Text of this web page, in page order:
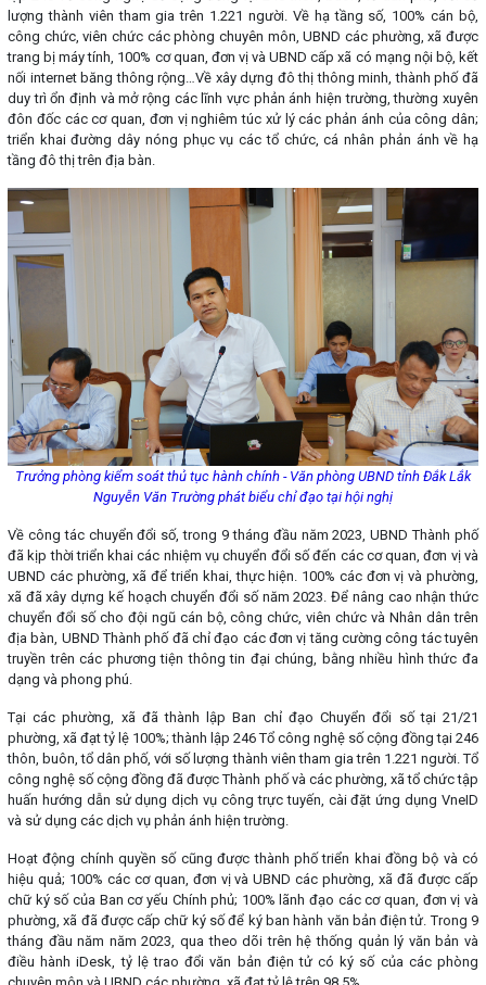
lượng thành viên tham gia trên 1.221 người. Về hạ tầng số, 100% cán bộ,
công chức, viên chức các phòng chuyên môn, UBND các phường, xã được
trang bị máy tính, 100% cơ quan, đơn vị và UBND cấp xã có mạng nội bộ, kết
nối internet băng thông rộng…Về xây dựng đô thị thông minh, thành phố đã
duy trì ổn định và mở rộng các lĩnh vực phản ánh hiện trường, thường xuyên
đôn đốc các cơ quan, đơn vị nghiêm túc xử lý các phản ánh của công dân;
triển khai đường dây nóng phục vụ các tổ chức, cá nhân phản ánh về hạ
tầng đô thị trên địa bàn.
Trưởng phòng kiểm soát thủ tục hành chính - Văn phòng UBND tỉnh Đắk Lắk
Nguyễn Văn Trường phát biểu chỉ đạo tại hội nghị
Về công tác chuyển đổi số, trong 9 tháng đầu năm 2023, UBND Thành phố
đã kịp thời triển khai các nhiệm vụ chuyển đổi số đến các cơ quan, đơn vị và
UBND các phường, xã để triển khai, thực hiện. 100% các đơn vị và phường,
xã đã xây dựng kế hoạch chuyển đổi số năm 2023. Để nâng cao nhận thức
chuyển đổi số cho đội ngũ cán bộ, công chức, viên chức và Nhân dân trên
địa bàn, UBND Thành phố đã chỉ đạo các đơn vị tăng cường công tác tuyên
truyền trên các phương tiện thông tin đại chúng, bằng nhiều hình thức đa
dạng và phong phú.
Tại các phường, xã đã thành lập Ban chỉ đạo Chuyển đổi số tại 21/21
phường, xã đạt tỷ lệ 100%; thành lập 246 Tổ công nghệ số cộng đồng tại 246
thôn, buôn, tổ dân phố, với số lượng thành viên tham gia trên 1.221 người. Tổ
công nghệ số cộng đồng đã được Thành phố và các phường, xã tổ chức tập
huấn hướng dẫn sử dụng dịch vụ công trực tuyến, cài đặt ứng dụng VneID
và sử dụng các dịch vụ phản ánh hiện trường.
Hoạt động chính quyền số cũng được thành phố triển khai đồng bộ và có
hiệu quả; 100% các cơ quan, đơn vị và UBND các phường, xã đã được cấp
chữ ký số của Ban cơ yếu Chính phủ; 100% lãnh đạo các cơ quan, đơn vị và
phường, xã đã được cấp chữ ký số để ký ban hành văn bản điện tử. Trong 9
tháng đầu năm năm 2023, qua theo dõi trên hệ thống quản lý văn bản và
điều hành iDesk, tỷ lệ trao đổi văn bản điện tử có ký số của các phòng